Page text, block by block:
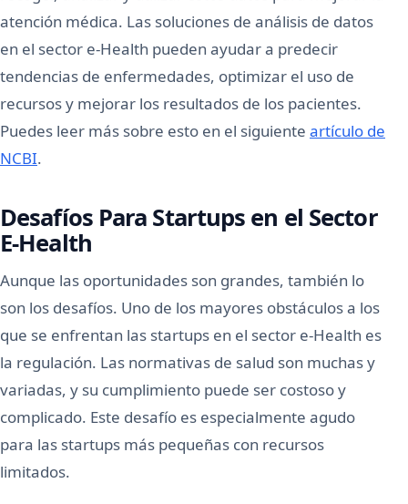
atención médica. Las soluciones de análisis de datos
en el sector e-Health pueden ayudar a predecir
tendencias de enfermedades, optimizar el uso de
recursos y mejorar los resultados de los pacientes.
Puedes leer más sobre esto en el siguiente artículo de
NCBI.
Desafíos Para Startups en el Sector
E-Health
Aunque las oportunidades son grandes, también lo
son los desafíos. Uno de los mayores obstáculos a los
que se enfrentan las startups en el sector e-Health es
la regulación. Las normativas de salud son muchas y
variadas, y su cumplimiento puede ser costoso y
complicado. Este desafío es especialmente agudo
para las startups más pequeñas con recursos
limitados.